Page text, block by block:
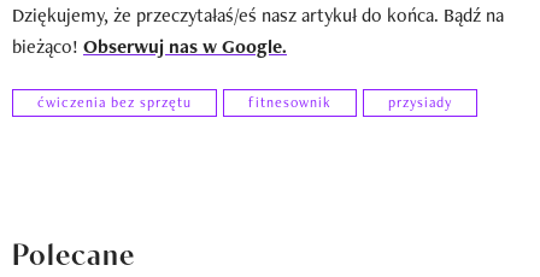
Dziękujemy, że przeczytałaś/eś nasz artykuł do końca. Bądź na
bieżąco! Obserwuj nas w Google.
ćwiczenia bez sprzętu fitnesownik przysiady
Polecane